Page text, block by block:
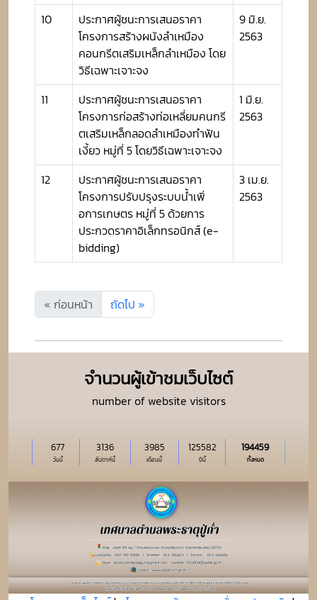
10
ประกาศผู้ชนะการเสนอราคา
โครงการสร้างผนังลำเหมือง
คอนกรีตเสริมเหล็กลำเหมือง โดย
วิธีเฉพาะเจาะจง
9 มิ.ย.
2563
11
ประกาศผู้ชนะการเสนอราคา
โครงการก่อสร้างท่อเหลี่ยมคนกรี
ตเสริมเหล็กลอดลำเหมืองทำฟัน
เงี้ยว หมู่ที่ 5 โดยวิธีเฉพาะเจาะจง
1 มิ.ย.
2563
12
ประกาศผู้ชนะการเสนอราคา
โครงการปรับปรุงระบบน้ำเพิ่
อการเกษตร หมู่ที่ 5 ด้วยการ
ประกวดราคาอิเล็กทรอนิกส์ (e-
bidding)
3 เม.ย.
2563
« ก่อนหน้า ถัดไป »
จำนวนผู้เข้าชมเว็บไซต์
number of website visitors
วันนี้
677
สัปดาห์นี้
3136
เดือนนี้
3985
ปีนี้
125582
ทั้งหมด
194459